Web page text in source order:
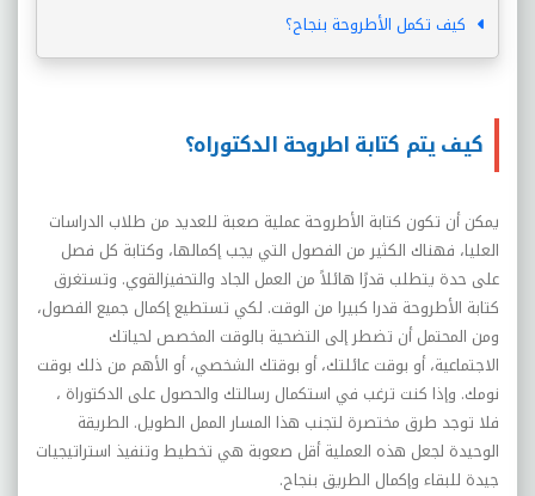
كيف تكمل الأطروحة بنجاح؟
كيف يتم كتابة اطروحة الدكتوراه؟
يمكن أن تكون كتابة الأطروحة عملية صعبة للعديد من طلاب الدراسات
العليا، فهناك الكثير من الفصول التي يجب إكمالها، وكتابة كل فصل
على حدة يتطلب قدرًا هائلاً من العمل الجاد والتحفيزالقوي. وتستغرق
كتابة الأطروحة قدرا كبيرا من الوقت. لكي تستطيع إكمال جميع الفصول،
ومن المحتمل أن تضطر إلى التضحية بالوقت المخصص لحياتك
الاجتماعية، أو بوقت عائلتك، أو بوقتك الشخصي، أو الأهم من ذلك بوقت
نومك. وإذا كنت ترغب في استكمال رسالتك والحصول على الدكتوراة ،
فلا توجد طرق مختصرة لتجنب هذا المسار الممل الطويل. الطريقة
الوحيدة لجعل هذه العملية أقل صعوبة هي تخطيط وتنفيذ استراتيجيات
جيدة للبقاء وإكمال الطريق بنجاح.